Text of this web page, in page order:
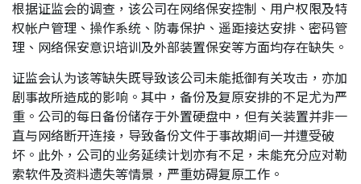
根据证监会的调查，该公司在网络保安控制、用户权限及特
权帐户管理、操作系统、防毒保护、遥距接达安排、密码管
理、网络保安意识培训及外部装置保安等方面均存在缺失。
证监会认为该等缺失既导致该公司未能抵御有关攻击，亦加
剧事故所造成的影响。其中，备份及复原安排的不足尤为严
重。公司的每日备份储存于外置硬盘中，但有关装置并非一
直与网络断开连接，导致备份文件于事故期间一并遭受破
坏。此外，公司的业务延续计划亦有不足，未能充分应对勒
索软件及资料遗失等情景，严重妨碍复原工作。